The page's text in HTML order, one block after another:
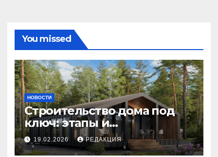
You missed
НОВОСТИ
Строительство дома под
ключ: этапы и
планирование бюджета
19.02.2026 РЕДАКЦИЯ